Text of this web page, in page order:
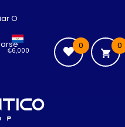
₲6,000
O
0
0